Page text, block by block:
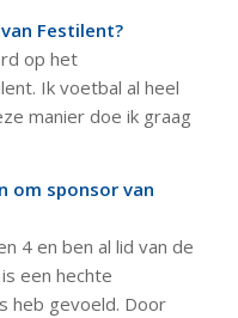
Festilent?
op het
Ik voetbal al heel
manier doe ik graag
om sponsor van
4 en ben al lid van de
een hechte
heb gevoeld. Door